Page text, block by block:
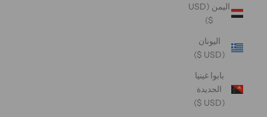
اليمن (USD
$)
اليونان
(USD $)
بابوا غينيا
الجديدة
(USD $)